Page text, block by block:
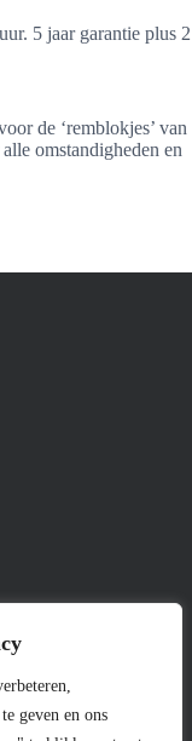
geven en ons
5 jaar garantie plus 2
de ‘remblokjes’ van
omstandigheden en